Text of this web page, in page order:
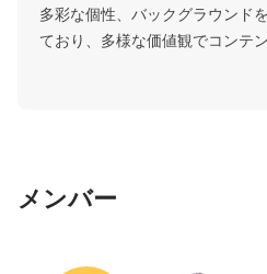
多彩な個性、バックグラウンド
ており、多様な価値観でコンテ
メンバー